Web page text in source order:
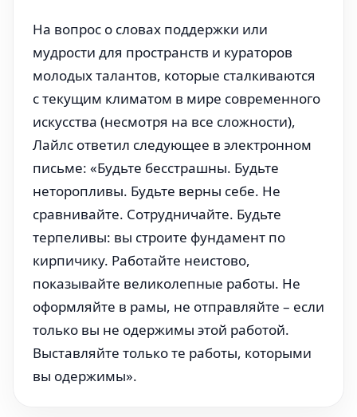
На вопрос о словах поддержки или
мудрости для пространств и кураторов
молодых талантов, которые сталкиваются
с текущим климатом в мире современного
искусства (несмотря на все сложности),
Лайлс ответил следующее в электронном
письме: «Будьте бесстрашны. Будьте
неторопливы. Будьте верны себе. Не
сравнивайте. Сотрудничайте. Будьте
терпеливы: вы строите фундамент по
кирпичику. Работайте неистово,
показывайте великолепные работы. Не
оформляйте в рамы, не отправляйте – если
только вы не одержимы этой работой.
Выставляйте только те работы, которыми
вы одержимы».